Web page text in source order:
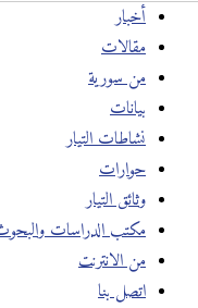
أخبار
مقالات
من سورية
بيانات
نشاطات التيار
حوارات
وثائق التيار
مكتب الدراسات والبحوث
من الانترنت
اتصل بنا